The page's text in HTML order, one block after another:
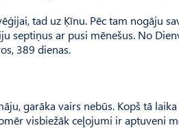
tad uz Ķīnu. Pēc tam nogāju
septiņus ar pusi mēnešus. No
389 dienas.
garāka vairs nebūs. Kopš tā
visbiežāk ceļojumi ir aptuveni